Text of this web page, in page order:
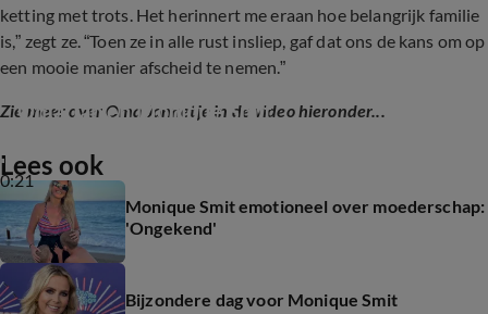
ketting met trots. Het herinnert me eraan hoe belangrijk familie
is,” zegt ze. “Toen ze in alle rust insliep, gaf dat ons de kans om op
een mooie manier afscheid te nemen.”
Zie meer over Oma Jannetje in de video hieronder...
0:21
Oma Jan en Monique Smit
Lees ook
Monique Smit emotioneel over moederschap:
'Ongekend'
Bijzondere dag voor Monique Smit